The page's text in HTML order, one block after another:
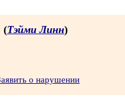
(Тэйми Линн)
о нарушении